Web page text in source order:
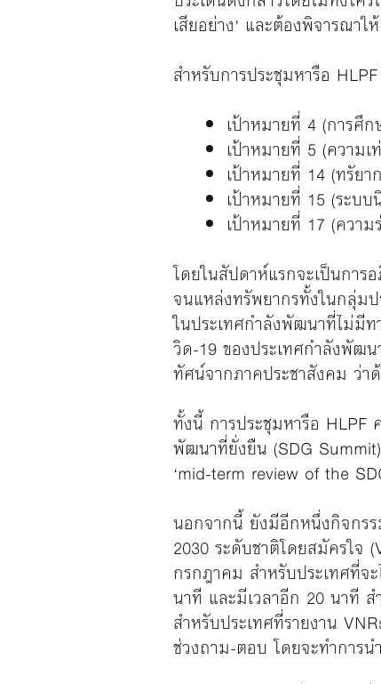
เสียอย่าง’ และต้องพิจารณา
สำหรับการประชุมหารือ
เป้าหมายที่ 4 (การ
เป้าหมายที่ 5 (ความ
เป้าหมายที่ 14 (ทรัย
เป้าหมายที่ 15 (ระบ
เป้าหมายที่ 17 (ควา
โดยในสัปดาห์แรกจะเป็นการ
จนแหล่งทรัพยากรทั้งในกลุ่ม
ในประเทศกำลังพัฒนาที่ไม่มี
วิด-19 ของประเทศกำลังพัฒน
ทัศน์จากภาคประชาสังคม ว่า
ทั้งนี้ การประชุมหารือ HLPF
พัฒนาที่ยั่งยืน (SDG
‘mid-term review of the
นอกจากนี้ ยังมีอีกหนึ่งกิจกร
2030 ระดับชาติโดยสมัครใจ
กรกฎาคม สำหรับประเทศที่จ
นาที และมีเวลาอีก 20 นาที
สำหรับประเทศที่รายงาน
ช่วงถาม-ตอบ โดยจะทำการ